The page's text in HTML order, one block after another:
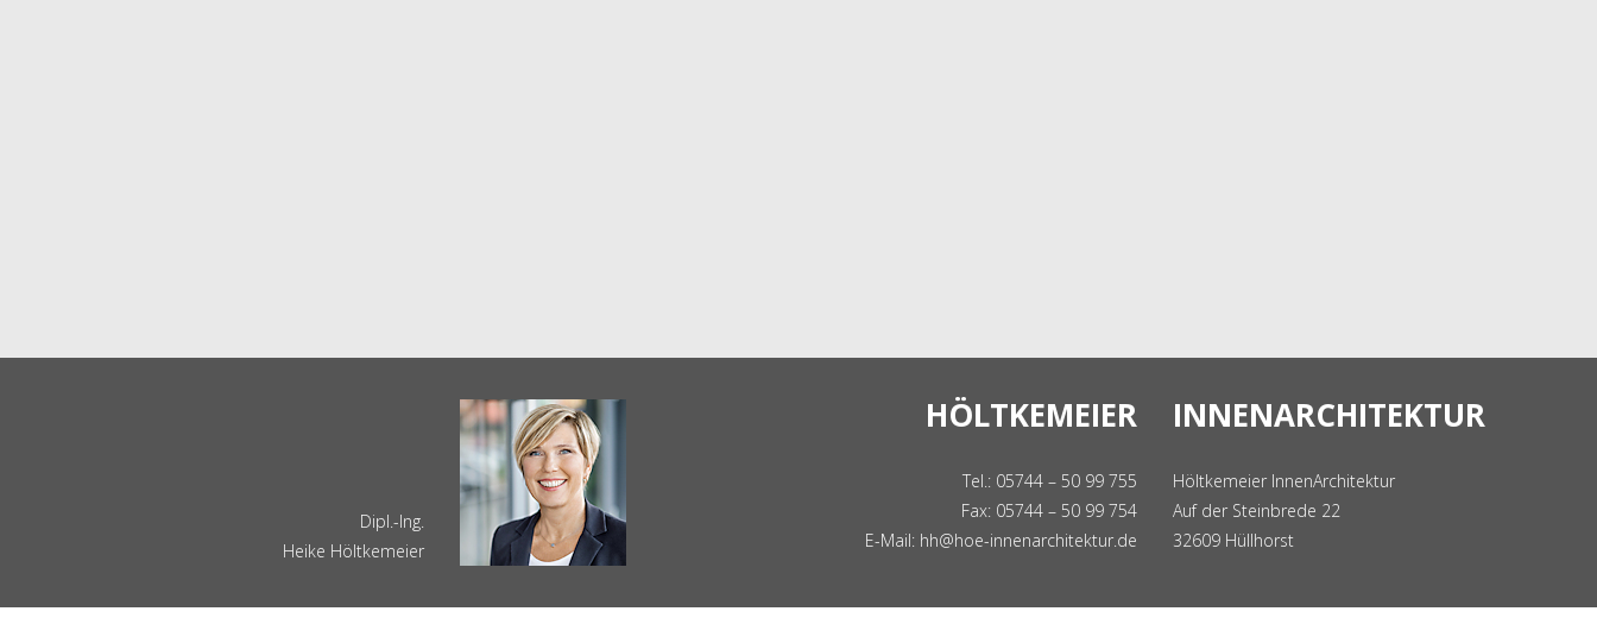
Dipl.-Ing.
Heike Höltkemeier
HÖLTKEMEIER
Tel.: 05744 – 50 99 755
Fax: 05744 – 50 99 754
E-Mail: hh@hoe-innenarchitektur.de
INNENARCHITEKTUR
Höltkemeier InnenArchitektur
Auf der Steinbrede 22
32609 Hüllhorst